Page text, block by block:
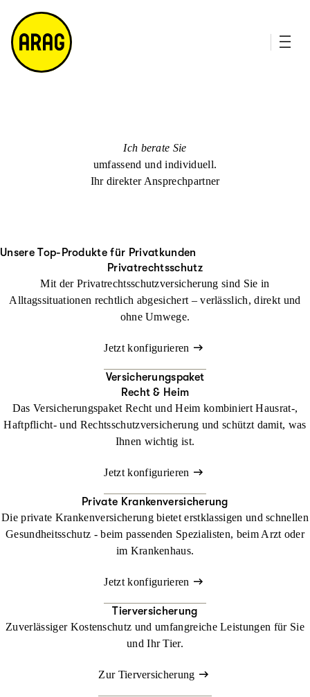
m
a
p
Ich berate Sie
umfassend und individuell.
Ihr direkter Ansprechpartner
Unsere Top-Produkte für Privatkunden
Privatrechtsschutz
Mit der Privatrechtsschutzversicherung sind Sie in
Alltagssituationen rechtlich abgesichert – verlässlich, direkt und
ohne Umwege.
Jetzt konfigurieren
Versicherungspaket
Recht & Heim
Das Versicherungspaket Recht und Heim kombiniert Hausrat-,
Haftpflicht- und Rechtsschutzversicherung und schützt damit, was
Ihnen wichtig ist.
Jetzt konfigurieren
Private Krankenversicherung
Die private Krankenversicherung bietet erstklassigen und schnellen
Gesundheitsschutz - beim passenden Spezialisten, beim Arzt oder
im Krankenhaus.
Jetzt konfigurieren
Tierversicherung
Zuverlässiger Kostenschutz und umfangreiche Leistungen für Sie
und Ihr Tier.
Zur Tierversicherung